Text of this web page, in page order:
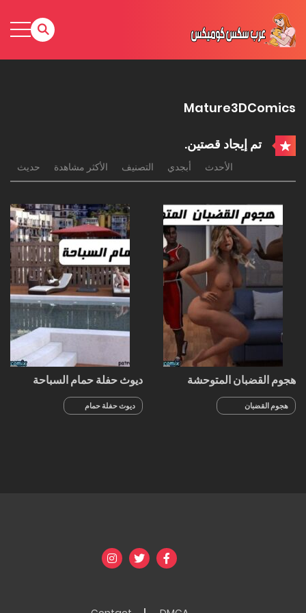
Mature3DComics
تم إيجاد قصتين.
الأحدث أبجدي التصنيف الأكثر مشاهدة حديث
هجوم القضبان المتوحشة
هجوم القضبان
المتوحشة
ديوث حفلة حمام السباحة
ديوث حفلة حمام
السباحة